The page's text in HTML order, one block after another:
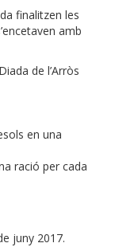
finalitzen les
amb
de l’Arròs
en una
ració per cada
juny 2017.